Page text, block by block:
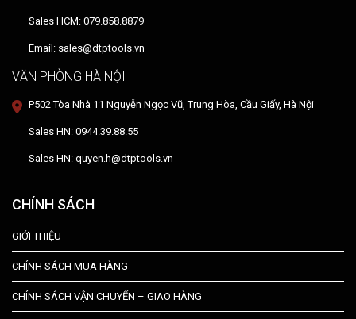
Sales HCM: 079.858.8879
Email: sales@dtptools.vn
VĂN PHÒNG HÀ NỘI
P502 Tòa Nhà 11 Nguyễn Ngọc Vũ, Trung Hòa, Cầu Giấy, Hà Nội
Sales HN: 0944.39.88.55
Sales HN: quyen.h@dtptools.vn
CHÍNH SÁCH
GIỚI THIỆU
CHÍNH SÁCH MUA HÀNG
CHÍNH SÁCH VẬN CHUYỂN – GIAO HÀNG